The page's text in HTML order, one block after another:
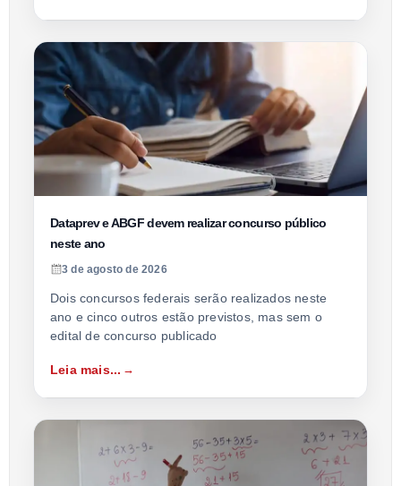
Dataprev e ABGF devem realizar concurso público
neste ano
3 de agosto de 2026
Dois concursos federais serão realizados neste
ano e cinco outros estão previstos, mas sem o
edital de concurso publicado
Leia mais...